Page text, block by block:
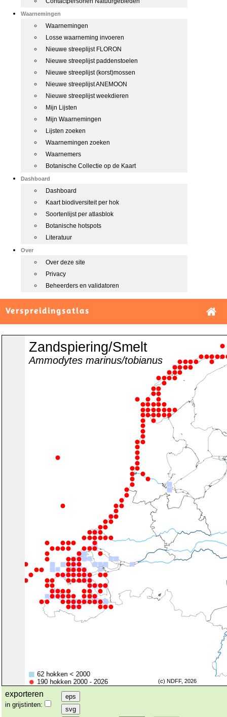
Waarnemingen
Waarnemingen
Losse waarneming invoeren
Nieuwe streeplijst FLORON
Nieuwe streeplijst paddenstoelen
Nieuwe streeplijst (korst)mossen
Nieuwe streeplijst ANEMOON
Nieuwe streeplijst weekdieren
Mijn Lijsten
Mijn Waarnemingen
Lijsten zoeken
Waarnemingen zoeken
Waarnemers
Botanische Collectie op de Kaart
Dashboard
Dashboard
Kaart biodiversiteit per hok
Soortenlijst per atlasblok
Botanische hotspots
Literatuur
Over
Over deze site
Privacy
Beheerders en validatoren
Verspreidingsatlas